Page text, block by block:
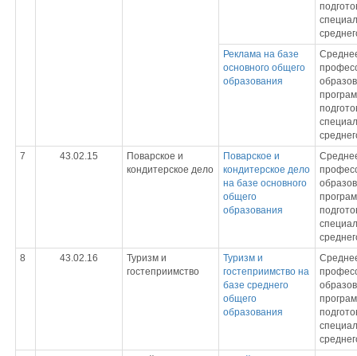
Реклама на базе
основного общего
образования
7
43.02.15
Поварское и
кондитерское дело
Поварское и
кондитерское дело
на базе основного
общего
образования
8
43.02.16
Туризм и
гостеприимство
Туризм и
гостеприимство на
базе среднего
общего
образования